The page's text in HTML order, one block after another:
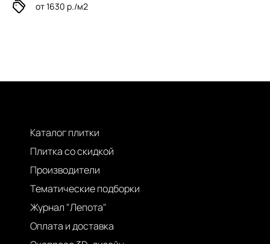
от 1630 р./м2
Каталог плитки
Плитка со скидкой
Производители
Тематические подборки
Журнал "Лепота"
Оплата и доставка